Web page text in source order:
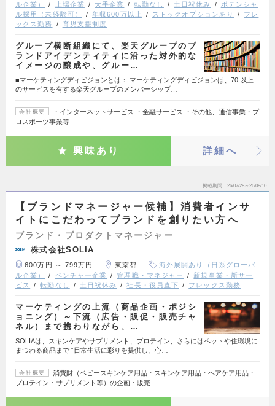
ル企業）
上場企業 大手企業 転勤なし 土日祝休み
ポテンシャ
ル採用（未経験可）
年収600万以上 ストックオプションあり
フレ
ックス勤務
育児支援制度
グループ横断組織にて、楽天グループのブ
ランドアイデンティティに沿った対外的な
イメージの醸成や、グルー…
■マーケティングディビジョンとは： マーケティングディビジョンは、70 以上
のサービスを有する楽天グループのメンバーシップ…
会社概要
・インターネットサービス ・金融サービス ・その他、通信事業・プ
ロスポーツ事業等
興味あり 詳細へ
掲載期間 26/07/28～26/08/10
【ブランドマネージャー候補】消費者インサ
イトにこだわってブランドを創りたい方へ
ブランド・プロダクトマネージャー
株式会社SOLIA
600万円 ～ 799万円 東京都
海外展開あり（日系グローバ
ル企業）
ベンチャー企業 管理職・マネジャー
新規事業・新サー
ビス
転勤なし 土日祝休み 社長・役員直下 フレックス勤務
マーケティングの上流（商品企画・ポジシ
ョニング）～下流（広告・販促・販売チャ
ネル）まで携わりながら、…
SOLIAは、スキンケアやサプリメント、プロテイン、さらにはペットや住環境に
まつわる商品まで “日常生活に彩りを提供し、心…
会社概要
消費財（ベビースキンケア用品・スキンケア用品・ヘアケア用品・
プロテイン・サプリメント等）の企画・販売